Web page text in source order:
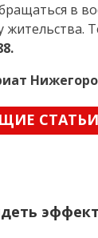
в
жительства.
.
СТАТЬИ